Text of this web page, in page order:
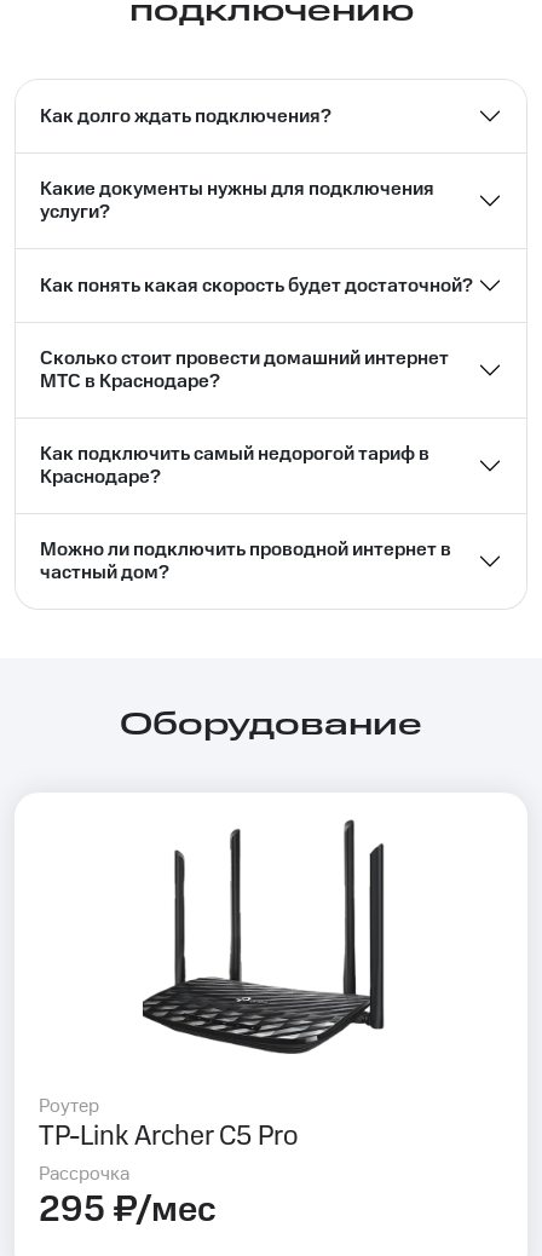
подключению
Как долго ждать подключения?
Какие документы нужны для подключения
услуги?
Как понять какая скорость будет достаточной?
Сколько стоит провести домашний интернет
МТС в Краснодаре?
Как подключить самый недорогой тариф в
Краснодаре?
Можно ли подключить проводной интернет в
частный дом?⁣⁣
Оборудование
Роутер
TP-Link Archer C5 Pro
Рассрочка
295 ₽/мес